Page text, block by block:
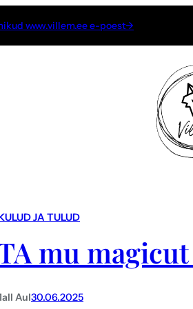
www.villem.ee e-poest→
JA TULUD
mu
Aul30.06.2025